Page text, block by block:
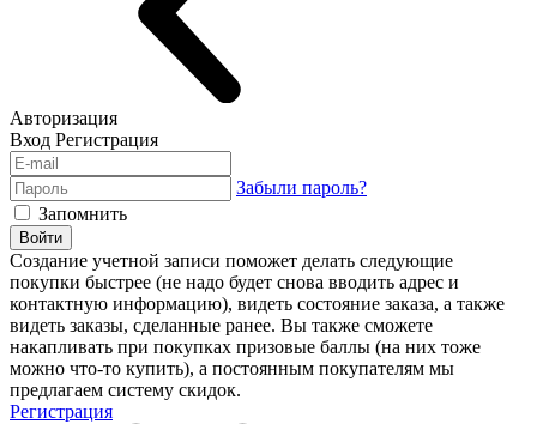
Авторизация
Вход Регистрация
Забыли пароль?
Запомнить
Войти
Создание учетной записи поможет делать следующие
покупки быстрее (не надо будет снова вводить адрес и
контактную информацию), видеть состояние заказа, а также
видеть заказы, сделанные ранее. Вы также сможете
накапливать при покупках призовые баллы (на них тоже
можно что-то купить), а постоянным покупателям мы
предлагаем систему скидок.
Регистрация